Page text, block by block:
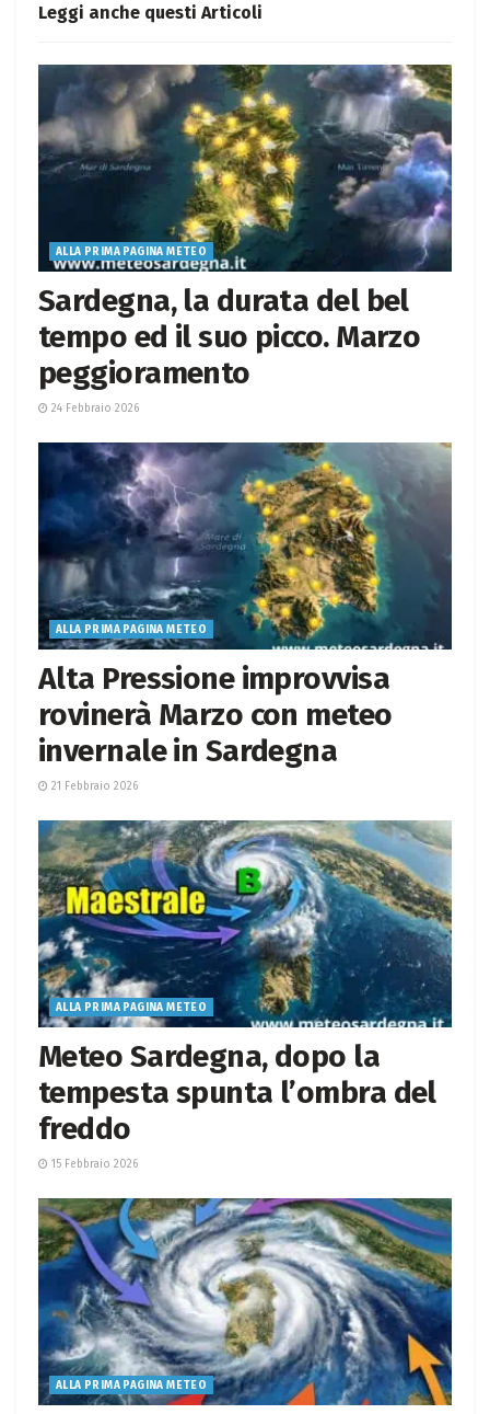
Leggi anche questi Articoli
ALLA PRIMA PAGINA METEO
Sardegna, la durata del bel
tempo ed il suo picco. Marzo
peggioramento
24 Febbraio 2026
ALLA PRIMA PAGINA METEO
Alta Pressione improvvisa
rovinerà Marzo con meteo
invernale in Sardegna
21 Febbraio 2026
ALLA PRIMA PAGINA METEO
Meteo Sardegna, dopo la
tempesta spunta l’ombra del
freddo
15 Febbraio 2026
ALLA PRIMA PAGINA METEO